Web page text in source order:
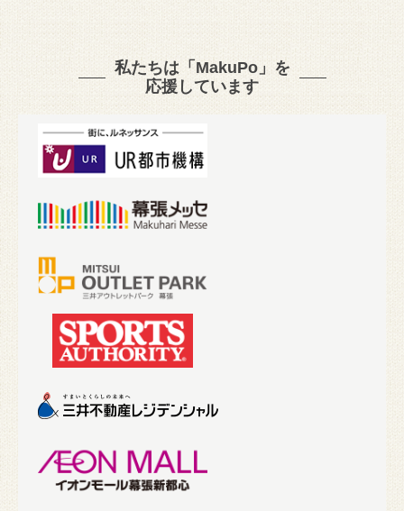
私たちは「MakuPo」を
応援しています